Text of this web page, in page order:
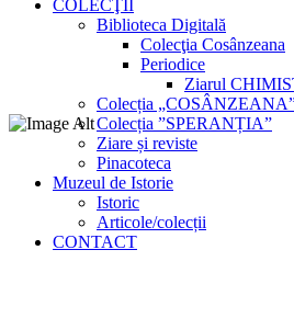
COLECŢII
Biblioteca Digitală
Colecţia Cosânzeana
Periodice
Ziarul
Colecția
Colecția ”SPERANȚIA”
Ziare și reviste
Pinacoteca
Muzeul de Istorie
Istoric
Articole/colecții
CONTACT